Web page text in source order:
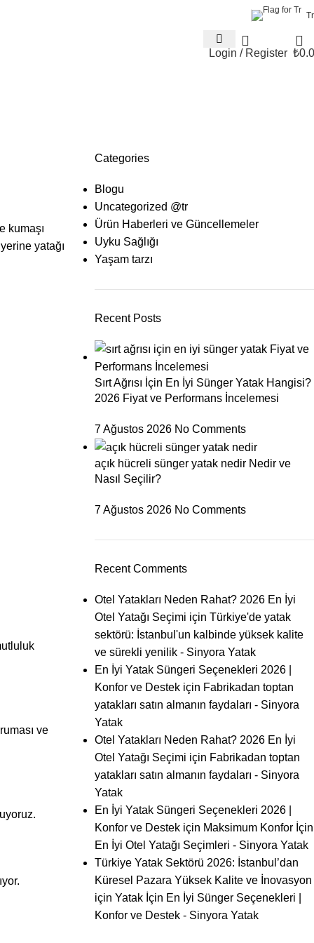
Tr
Login / Register ₺
kumaşı
yatağı
ve
Categories
Blogu
Uncategorized @tr
Ürün Haberleri ve Güncellemeler
Uyku Sağlığı
Yaşam tarzı
Recent Posts
Sırt Ağrısı İçin En İyi Sünger Yatak Hangisi?
2026 Fiyat ve Performans İncelemesi
7 Ağustos 2026 No Comments
açık hücreli sünger yatak nedir Nedir ve
Nasıl Seçilir?
7 Ağustos 2026 No Comments
Recent Comments
Otel Yatakları Neden Rahat? 2026 En İyi
Otel Yatağı Seçimi için Türkiye'de yatak
sektörü: İstanbul'un kalbinde yüksek kalite
ve sürekli yenilik - Sinyora Yatak
En İyi Yatak Süngeri Seçenekleri 2026 |
Konfor ve Destekiçin Fabrikadan toptan
yatakları satın almanın faydaları - Sinyora
Yatak
Otel Yatakları Neden Rahat? 2026 En İyi
Otel Yatağı Seçimi için Fabrikadan toptan
yatakları satın almanın faydaları - Sinyora
Yatak
En İyi Yatak Süngeri Seçenekleri 2026 |
Konfor ve Destekiçin Maksimum Konfor İçin
En İyi Otel Yatağı Seçimleri - Sinyora Yatak
Türkiye Yatak Sektörü 2026: İstanbul’dan
Küresel Pazara Yüksek Kalite ve İnovasyon
için Yatak İçin En İyi Sünger Seçenekleri |
Konfor ve Destek - Sinyora Yatak